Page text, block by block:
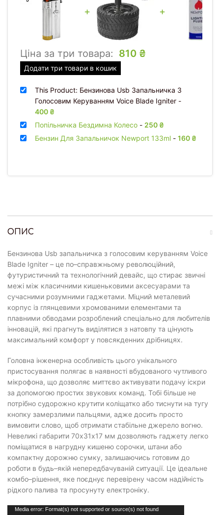
ОПИС
Бензинова Usb запальничка з голосовим керуванням Voice
Blade Igniter – це по–справжньому революційний,
футуристичний та технологічний девайс, що стирає звичні
межі між класичними кишеньковими аксесуарами та
сучасними розумними гаджетами. Міцний металевий
корпус із глянцевими хромованими елементами та
плавними обводами розроблений спеціально для любителів
інновацій, які прагнуть виділятися з натовпу та цінують
максимальний комфорт у повсякденних дрібницях.
Головна інженерна особливість цього унікального
пристосування полягає в наявності вбудованого чутливого
мікрофона, що дозволяє миттєво активувати подачу іскри
за допомогою простих звукових команд. Тобі більше не
потрібно судорожно крутити коліщатко або тиснути на тугу
кнопку замерзлими пальцями, адже досить просто
вимовити слово, щоб отримати стабільне джерело вогню.
Невеликі габарити 70х31х17 мм дозволяють гаджету легко
поміщатися в нагрудну кишеню сорочки, штани або
компактну дорожню сумку, залишаючись готовим до
роботи в будь–якій непередбачуваній ситуації. Це ідеальне
комбо–рішення, яке поєднує перевірену часом надійність
рідкого палива та просунуту електроніку.
Відеопрогравач
Media error: Format(s) not supported or source(s) not found
+ +
Ціна за три товара: 810 ₴
Додати три товари в кошик
This Product: Бензинова Usb Запальничка З
Голосовим Керуванням Voice Blade Igniter -
400 ₴
Попільничка Бездимна Колесо - 250 ₴
Бензин Для Запальничок Newport 133ml - 160 ₴